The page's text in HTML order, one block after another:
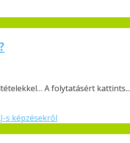
A folytatásért kattints...